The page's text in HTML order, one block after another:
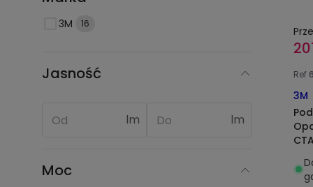
3M 16
Jasność
lm lm
Moc
Ref
3M